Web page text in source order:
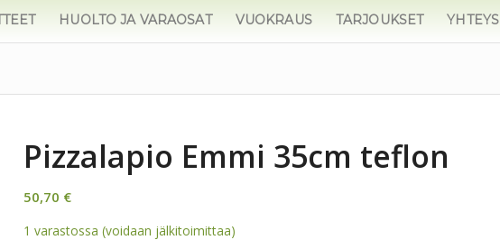
HUOLTO JA VARAOSAT VUOKRAUS TARJOUKSET YHTEYS
Pizzalapio Emmi 35cm teflon
50,70 €
1 varastossa (voidaan jälkitoimittaa)